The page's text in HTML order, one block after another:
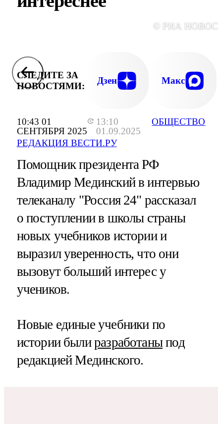
10:43 01
СЕНТЯБРЯ 2025
13:10
01.09.2025
РЕДАКЦИЯ ВЕСТИ.РУ
ОБЩЕСТВО
© РИА
СЛЕДИТЕ ЗА
НОВОСТЯМИ:
Дзен Макс
Помощник президента РФ
Владимир Мединский в интервью
телеканалу "Россия 24" рассказал
о поступлении в школы страны
новых учебников истории и
выразил уверенность, что они
вызовут больший интерес у
учеников.
Новые единые учебники по
истории былиразработаныпод
редакцией Мединского.